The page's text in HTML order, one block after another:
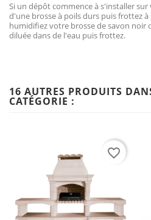
Si un dépôt commence à s'installer
d'une brosse à poils durs puis frottez à
humidifiez votre brosse de savon noir
diluée dans de l'eau puis frottez.
16 AUTRES PRODUITS
CATÉGORIE :
favorite_border